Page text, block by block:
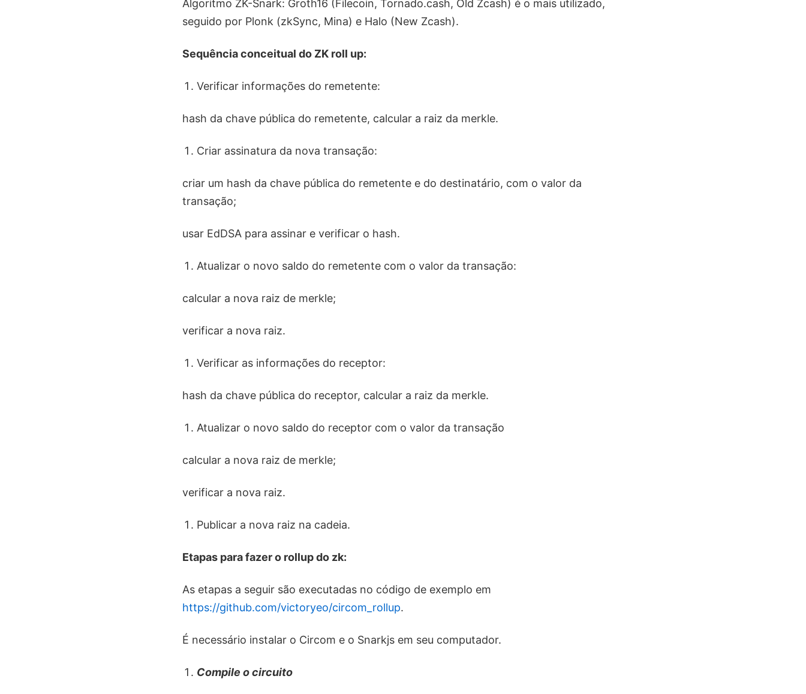
Algoritmo ZK-Snark: Groth16 (Filecoin, Tornado.cash, Old Zcash) é o mais utilizado,
seguido por Plonk (zkSync, Mina) e Halo (New Zcash).
Sequência conceitual do ZK roll up:
Verificar informações do remetente:
hash da chave pública do remetente, calcular a raiz da merkle.
Criar assinatura da nova transação:
criar um hash da chave pública do remetente e do destinatário, com o valor da
transação;
usar EdDSA para assinar e verificar o hash.
Atualizar o novo saldo do remetente com o valor da transação:
calcular a nova raiz de merkle;
verificar a nova raiz.
Verificar as informações do receptor:
hash da chave pública do receptor, calcular a raiz da merkle.
Atualizar o novo saldo do receptor com o valor da transação
calcular a nova raiz de merkle;
verificar a nova raiz.
Publicar a nova raiz na cadeia.
Etapas para fazer o rollup do zk:
As etapas a seguir são executadas no código de exemplo em
https://github.com/victoryeo/circom_rollup.
É necessário instalar o Circom e o Snarkjs em seu computador.
Compile o circuito